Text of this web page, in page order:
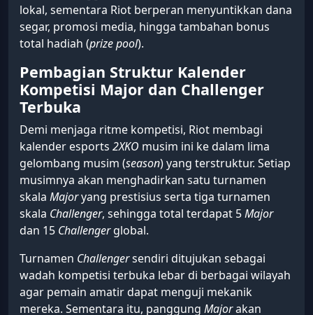
lokal, sementara Riot berperan menyuntikkan dana
segar, promosi media, hingga tambahan bonus
total hadiah (prize pool).
Pembagian Struktur Kalender
Kompetisi Major dan Challenger
Terbuka
Demi menjaga ritme kompetisi, Riot membagi
kalender esports 2XKO musim ini ke dalam lima
gelombang musim (season) yang terstruktur. Setiap
musimnya akan menghadirkan satu turnamen
skala Majoryang prestisius serta tiga turnamen
skala Challenger, sehingga total terdapat 5Major
dan 15 Challengerglobal.
Turnamen Challengersendiri ditujukan sebagai
wadah kompetisi terbuka lebar di berbagai wilayah
agar pemain amatir dapat menguji mekanik
mereka. Sementara itu, panggung Majorakan